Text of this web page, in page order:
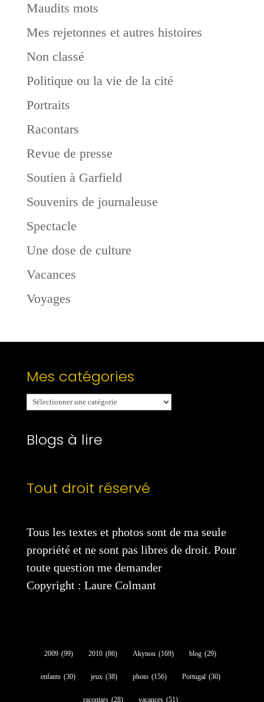
Maudits mots
Mes rejetonnes et autres histoires
Non classé
Politique ou la vie de la cité
Portraits
Racontars
Revue de presse
Soutien à Garfield
Souvenirs de journaleuse
Spectacle
Une dose de culture
Vacances
Voyages
Mes catégories
Mes
catégories
Blogs à lire
Tout droit réservé
Tous les textes et photos sont de ma seule
propriété et ne sont pas libres de droit. Pour
toute question me demander
Copyright : Laure Colmant
2009 (99) 2010 (86) Akynou (169) blog (29)
enfants (30) jeux (38) photo (156) Portugal (30)
racontars (28) vacances (51)